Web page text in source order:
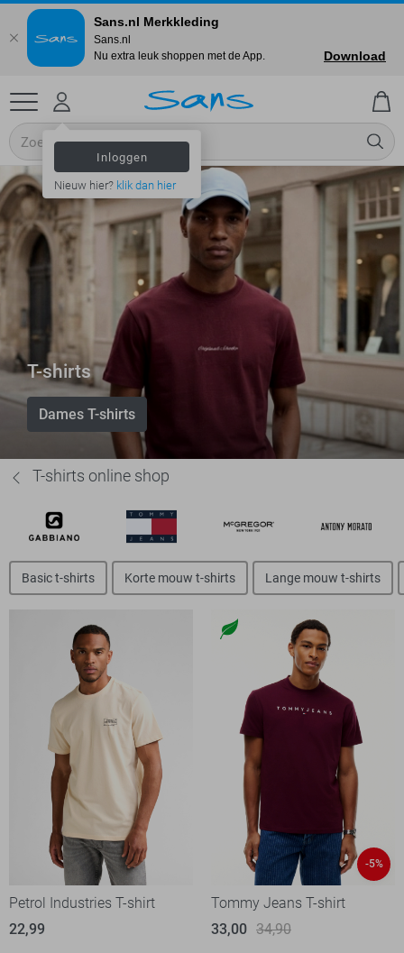
Inloggen
Nieuw hier? klik dan hier
T-shirts
Dames T-shirts
T-shirts online shop
Basic t-shirts Korte mouw t-shirts Lange mouw t-shirts
Petrol Industries T-shirt
22,99
-5%
Tommy Jeans T-shirt
33,00 34,90
Sans.nl Merkkleding
Sans.nl
Nu extra leuk shoppen met de App.
Download